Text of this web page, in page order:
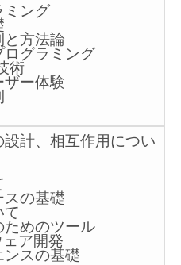
ミング
と方法論
ログラミング
術
ザー体験
計、相互作用につい
スの基礎
て
ためのツール
ア開発
ンスの基礎